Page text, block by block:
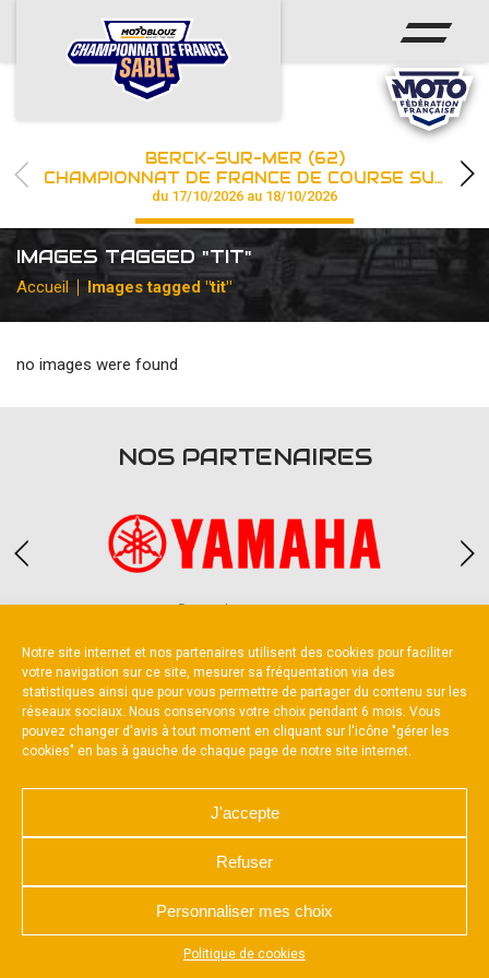
Notre site internet et nos partenaires utilisent des cookies pour faciliter
votre navigation sur ce site, mesurer sa fréquentation via des
statistiques ainsi que pour vous permettre de partager du contenu sur les
réseaux sociaux. Nous conservons votre choix pendant 6 mois. Vous
pouvez changer d'avis à tout moment en cliquant sur l'icône "gérer les
cookies" en bas à gauche de chaque page de notre site internet.
J'accepte
Refuser
Personnaliser mes choix
Politique de cookies
Appuyez sur le bouton partager en bas de votre
ACCUEIL
ACTUS
CHAMPIONNAT
RÉSULTATS
PHOTOS / WEB TV
PARTENAIRES
BERCK-SUR-MER (62)
CHAMPIONNAT DE FRANCE DE COURSE SUR SABLE
du 17/10/2026 au 18/10/2026
IMAGES TAGGED "TIT"
Accueil Images tagged "tit"
no images were found
NOS PARTENAIRES
Partenaire constructeur
NOUS CONTACTER
MENTIONS LÉGALES
POLITIQUE D’UTILISATION DES COOKIES
RÉALISÉ PAR L’AGENCE WEB A3 WEB